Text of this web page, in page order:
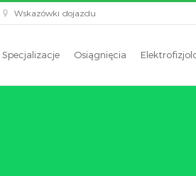
Wskazówki dojazdu
Specjalizacje Osiągnięcia